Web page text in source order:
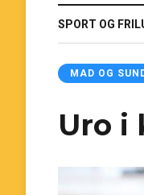
SPORT OG
MAD OG
Uro i